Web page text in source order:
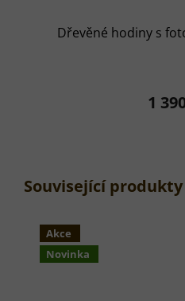
Související produkty
Akce
Novinka
Dřevěné hodiny s
hvězdiček.
1